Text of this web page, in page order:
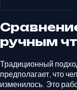
ручным
Традиционный
предполагает, что
изменилось. Это